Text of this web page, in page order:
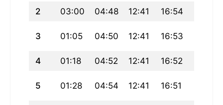
2 03:00 04:48 12:41 16:54
3 01:05 04:50 12:41 16:53
4 01:18 04:52 12:41 16:52
5 01:28 04:54 12:41 16:51